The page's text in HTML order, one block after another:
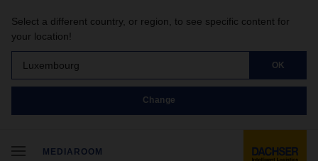
Select a different country, or region, to see specific content for
your location!
Luxembourg OK
Change
MEDIAROOM